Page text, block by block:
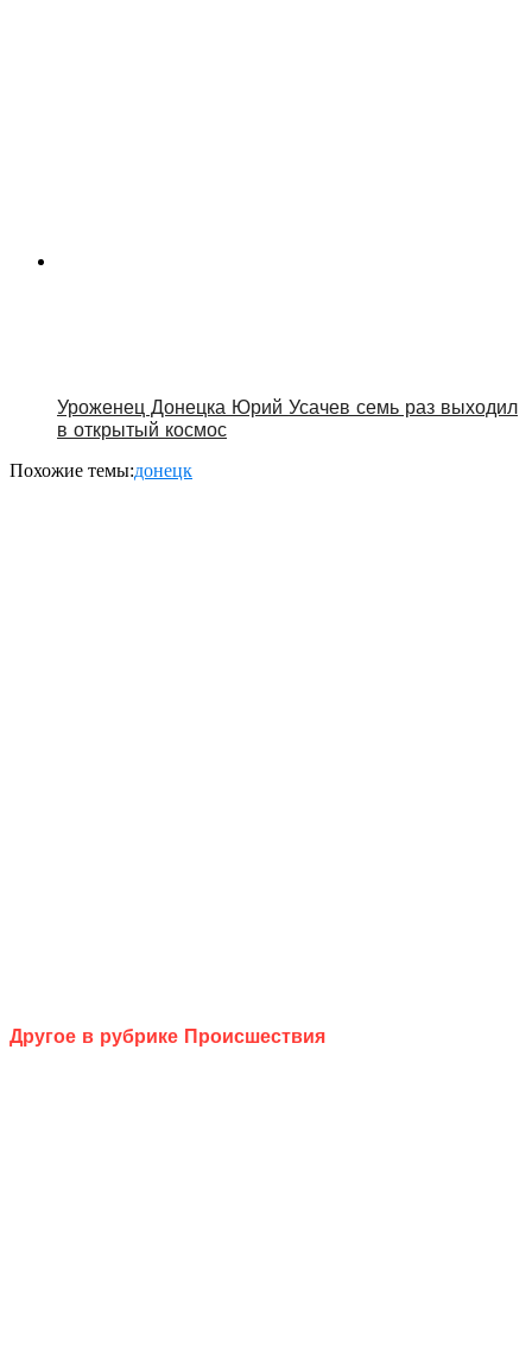
Уроженец Донецка Юрий Усачев семь раз выходил
в открытый космос
Похожие темы:донецк
Другое в рубрике Происшествия